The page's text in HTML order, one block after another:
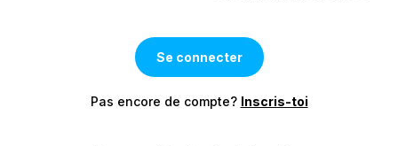
Pas encore de compte? Inscris-toi